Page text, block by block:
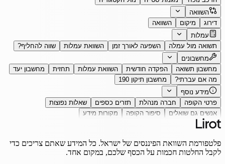
השוואה
דירוג
מיקום
השוואה
עמלות
תשואה מול עמלה
השפעה לאורך זמן השוואת עמלות
שווה להחליף?
מחשבונים
מחשבון תשואה
הפקדה חודשית השוואת עמלות תחזית
מחשבון יעד
מה אם עברתי?
מחשבון תיקון 190
מידע נוסף
פרטי הקופה
חברה מנהלת תזרים כספים
שאלות נפוצות
אנשים גם שואלים
סיפור הקופה מקורות מידע
פלטפורמת השוואת הפיננסים של ישראל. כל המידע שאתם צריכים כדי
לקבל החלטות חכמות על הכסף שלכם, במקום אחד.